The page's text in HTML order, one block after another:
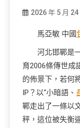
2026 年 5 月 24
馬亞敏 中國
河北邯鄲是
育2006條傳世成
的佈景下，若何
IP？以“小暗語、
鄲走出了一條以
秤，這位被失衡